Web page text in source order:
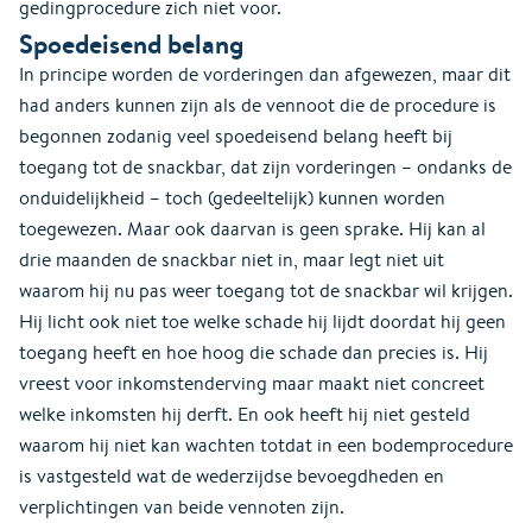
gedingprocedure zich niet voor.
Spoedeisend belang
In principe worden de vorderingen dan afgewezen, maar dit
had anders kunnen zijn als de vennoot die de procedure is
begonnen zodanig veel spoedeisend belang heeft bij
toegang tot de snackbar, dat zijn vorderingen – ondanks de
onduidelijkheid – toch (gedeeltelijk) kunnen worden
toegewezen. Maar ook daarvan is geen sprake. Hij kan al
drie maanden de snackbar niet in, maar legt niet uit
waarom hij nu pas weer toegang tot de snackbar wil krijgen.
Hij licht ook niet toe welke schade hij lijdt doordat hij geen
toegang heeft en hoe hoog die schade dan precies is. Hij
vreest voor inkomstenderving maar maakt niet concreet
welke inkomsten hij derft. En ook heeft hij niet gesteld
waarom hij niet kan wachten totdat in een bodemprocedure
is vastgesteld wat de wederzijdse bevoegdheden en
verplichtingen van beide vennoten zijn.